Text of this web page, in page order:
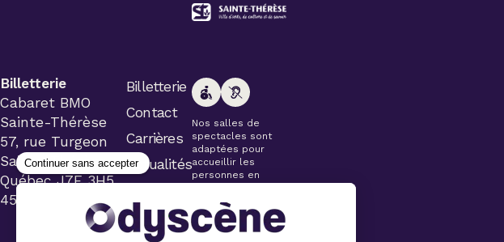
Billetterie
Cabaret BMO
Sainte-Thérèse
57, rue Turgeon
Sainte-Thérèse
Québec J7E 3H5
450 434-4006
Billetterie
Contact
Carrières
Actualités
Nos salles de
spectacles sont
adaptées pour
accueillir les
personnes en
Veuillez
simplement aviser
le préposé à la